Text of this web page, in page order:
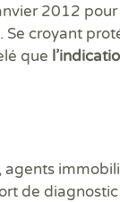
Audit
DPE -
DPE
DTG -
Etat
PPPT
DPE
2012 pour
Se croyant
que
de